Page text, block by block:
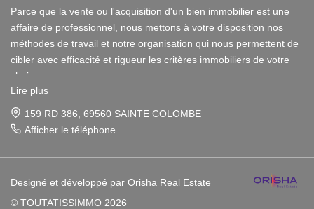
Parce que la vente ou l'acquisition d'un bien immobilier est une
affaire de professionnel, nous mettons à votre disposition nos
méthodes de travail et notre organisation qui nous permettent de
cibler avec efficacité et rigueur les critères immobiliers de votre
choix.
Notre disponibilité et notre écoute au sein de nos agences
immobilières à Vienne et Sainte Colombe les Vienne, au Sud de
et agréable afin que votre investissement reste un plaisir.
Notre dynamisme et notre sérieux nous imposent pour votre plus
grand confort une sélection de biens immobiliers dans le 38 et le
Lire plus
159 RD 386, 69560 SAINTE COLOMBE
Afficher le téléphone
Designé et développé par Orisha Real Estate
© TOUTATISSIMMO 2026